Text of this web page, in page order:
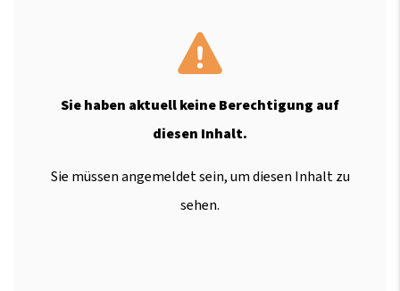
Sie haben aktuell keine Berechtigung auf
diesen Inhalt.
Sie müssen angemeldet sein, um diesen Inhalt zu
sehen.